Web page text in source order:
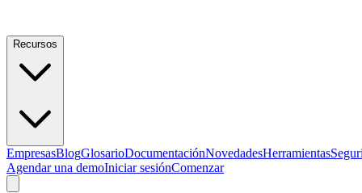
Recursos
EmpresasBlogGlosarioDocumentaciónNovedadesHerramientas
Agendar una demoIniciar sesiónComenzar